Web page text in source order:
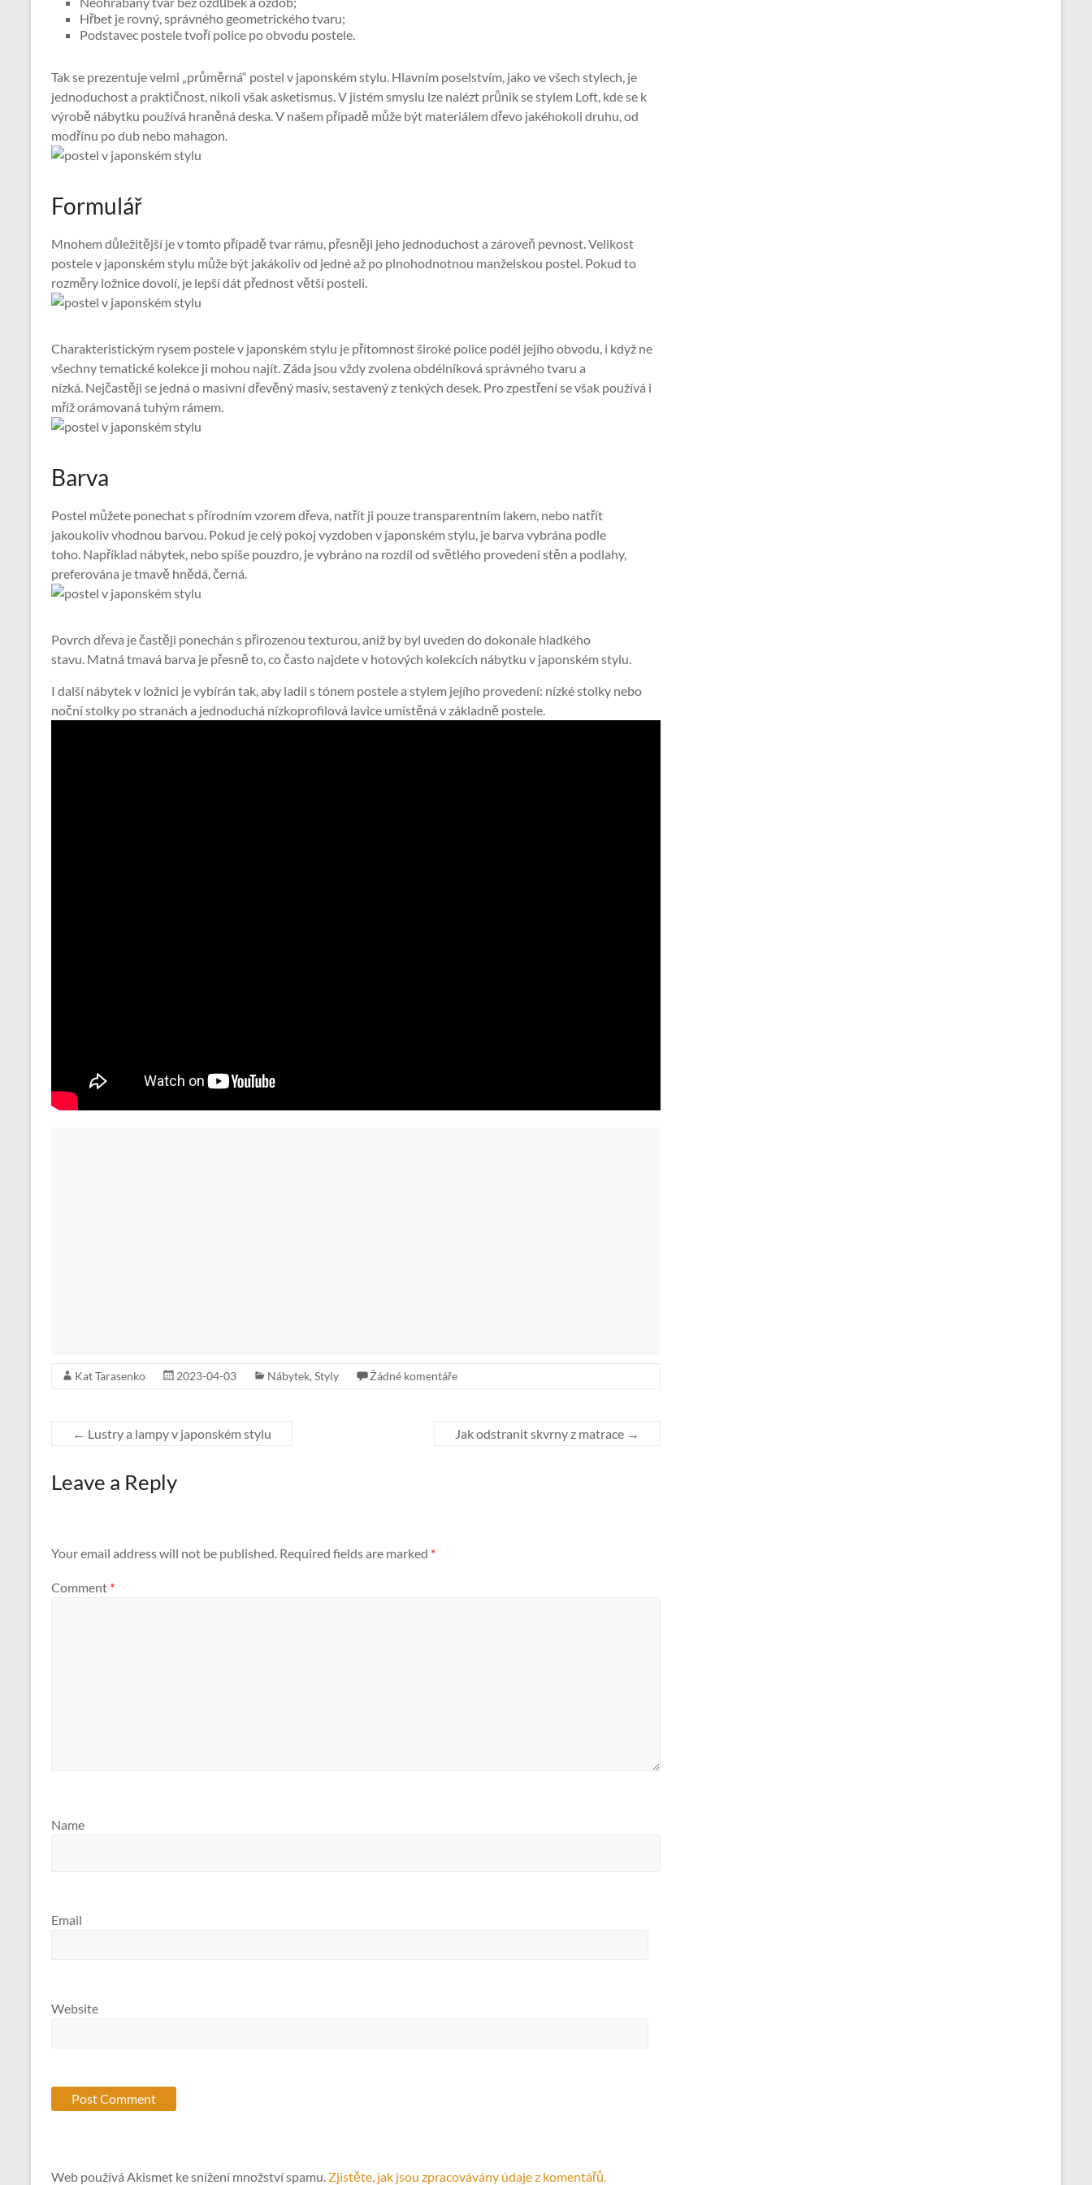
Hřbet je rovný, správného geometrického tvaru;
Podstavec postele tvoří police po obvodu postele.
Tak se prezentuje velmi „průměrná“ postel v japonském stylu. Hlavním poselstvím, jako ve všech stylech, je
jednoduchost a praktičnost, nikoli však asketismus. V jistém smyslu lze nalézt průnik se stylem Loft, kde se k
výrobě nábytku používá hraněná deska. V našem případě může být materiálem dřevo jakéhokoli druhu, od
modřínu po dub nebo mahagon.
Formulář
Mnohem důležitější je v tomto případě tvar rámu, přesněji jeho jednoduchost a zároveň pevnost. Velikost
postele v japonském stylu může být jakákoliv od jedné až po plnohodnotnou manželskou postel. Pokud to
rozměry ložnice dovolí, je lepší dát přednost větší posteli.
Charakteristickým rysem postele v japonském stylu je přítomnost široké police podél jejího obvodu, i když ne
všechny tematické kolekce ji mohou najít. Záda jsou vždy zvolena obdélníková správného tvaru a
nízká. Nejčastěji se jedná o masivní dřevěný masiv, sestavený z tenkých desek. Pro zpestření se však používá i
mříž orámovaná tuhým rámem.
Barva
Postel můžete ponechat s přírodním vzorem dřeva, natřít ji pouze transparentním lakem, nebo natřít
jakoukoliv vhodnou barvou. Pokud je celý pokoj vyzdoben v japonském stylu, je barva vybrána podle
toho. Například nábytek, nebo spíše pouzdro, je vybráno na rozdíl od světlého provedení stěn a podlahy,
preferována je tmavě hnědá, černá.
Povrch dřeva je častěji ponechán s přirozenou texturou, aniž by byl uveden do dokonale hladkého
stavu. Matná tmavá barva je přesně to, co často najdete v hotových kolekcích nábytku v japonském stylu.
I další nábytek v ložnici je vybírán tak, aby ladil s tónem postele a stylem jejího provedení: nízké stolky nebo
noční stolky po stranách a jednoduchá nízkoprofilová lavice umístěná v základně postele.
Kat Tarasenko 2023-04-03 Nábytek, Styly Žádné komentáře
← Lustry a lampy v japonském stylu Jak odstranit skvrny z matrace →
Leave a Reply
Your email address will not be published. Required fields are marked *
Comment *
Name
Email
Website
Web používá Akismet ke snížení množství spamu. Zjistěte, jak jsou zpracovávány údaje z komentářů.